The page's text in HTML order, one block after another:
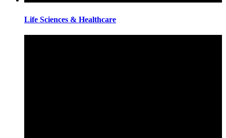
Life Sciences & Healthcare